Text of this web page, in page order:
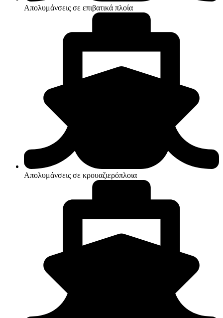
Απολυμάνσεις σε επιβατικά πλοία
Απολυμάνσεις σε κρουαζιερόπλοια